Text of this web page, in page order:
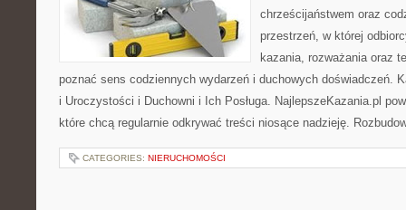
chrześcijaństwem oraz
przestrzeń, w której
kazania, rozważania oraz
poznać sens codziennych wydarzeń i duchowych doświadczeń.
i Uroczystości i Duchowni i Ich Posługa. NajlepszeKazania.pl
które chcą regularnie odkrywać treści niosące nadzieję.
CATEGORIES: NIERUCHOMOŚCI